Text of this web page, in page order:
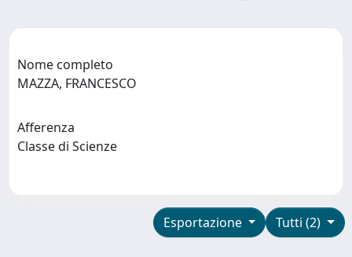
Nome completo
MAZZA, FRANCESCO
Afferenza
Classe di Scienze
Tutti (2)
Esportazione